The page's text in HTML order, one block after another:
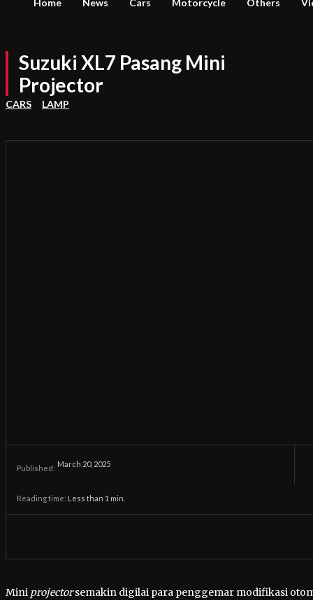
Home News Cars Motorcycle Others
Suzuki XL7 Pasang Mini
Projector
CARS LAMP
Published: March 20, 2025
Reading time: Less than 1 min.
Mini projectorsemakin digilai para penggemar modifikasi